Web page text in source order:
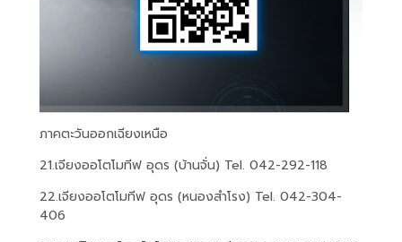
ภาคตะวันออกเฉียงเหนือ
21.เจียงออโตโมทีฟ อุดร (บ้านจั่น) Tel. 042-292-118
22.เจียงออโตโมทีฟ อุดร (หนองสำโรง) Tel. 042-304-
406